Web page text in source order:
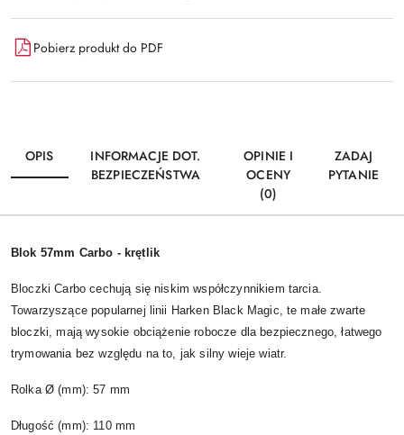
Pobierz produkt do PDF
OPIS
INFORMACJE DOT.
BEZPIECZEŃSTWA
OPINIE I
OCENY
(0)
ZADAJ
PYTANIE
Blok 57mm Carbo - krętlik
Bloczki Carbo cechują się niskim współczynnikiem tarcia.
Towarzyszące popularnej linii Harken Black Magic, te małe zwarte
bloczki, mają wysokie obciążenie robocze dla bezpiecznego, łatwego
trymowania bez względu na to, jak silny wieje wiatr.
Rolka Ø (mm): 57 mm
Długość (mm): 110 mm